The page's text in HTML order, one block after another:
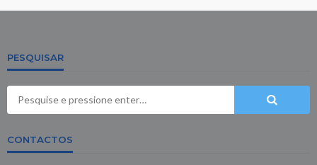
PESQUISAR
CONTACTOS